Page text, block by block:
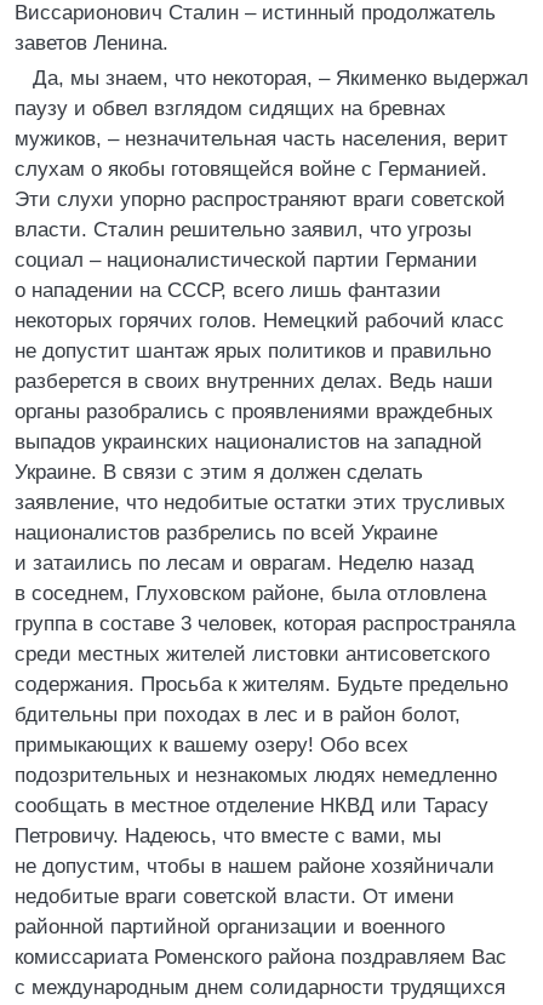
Виссарионович Сталин – истинный продолжатель
заветов Ленина.
Да, мы знаем, что некоторая, – Якименко выдержал
паузу и обвел взглядом сидящих на бревнах
мужиков, – незначительная часть населения, верит
слухам о якобы готовящейся войне с Германией.
Эти слухи упорно распространяют враги советской
власти. Сталин решительно заявил, что угрозы
социал – националистической партии Германии
о нападении на СССР, всего лишь фантазии
некоторых горячих голов. Немецкий рабочий класс
не допустит шантаж ярых политиков и правильно
разберется в своих внутренних делах. Ведь наши
органы разобрались с проявлениями враждебных
выпадов украинских националистов на западной
Украине. В связи с этим я должен сделать
заявление, что недобитые остатки этих трусливых
националистов разбрелись по всей Украине
и затаились по лесам и оврагам. Неделю назад
в соседнем, Глуховском районе, была отловлена
группа в составе 3 человек, которая распространяла
среди местных жителей листовки антисоветского
содержания. Просьба к жителям. Будьте предельно
бдительны при походах в лес и в район болот,
примыкающих к вашему озеру! Обо всех
подозрительных и незнакомых людях немедленно
сообщать в местное отделение НКВД или Тарасу
Петровичу. Надеюсь, что вместе с вами, мы
не допустим, чтобы в нашем районе хозяйничали
недобитые враги советской власти. От имени
районной партийной организации и военного
комиссариата Роменского района поздравляем Вас
с международным днем солидарности трудящихся